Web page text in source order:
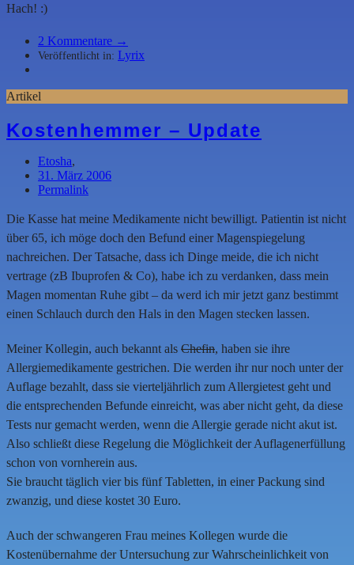
Hach! :)
2 Kommentare →
Veröffentlicht in: Lyrix
Artikel
Kostenhemmer – Update
Etosha,
31. März 2006
Permalink
Die Kasse hat meine Medikamente nicht bewilligt. Patientin ist nicht
über 65, ich möge doch den Befund einer Magenspiegelung
nachreichen. Der Tatsache, dass ich Dinge meide, die ich nicht
vertrage (zB Ibuprofen & Co), habe ich zu verdanken, dass mein
Magen momentan Ruhe gibt – da werd ich mir jetzt ganz bestimmt
einen Schlauch durch den Hals in den Magen stecken lassen.
Meiner Kollegin, auch bekannt als Chefin, haben sie ihre
Allergiemedikamente gestrichen. Die werden ihr nur noch unter der
Auflage bezahlt, dass sie vierteljährlich zum Allergietest geht und
die entsprechenden Befunde einreicht, was aber nicht geht, da diese
Tests nur gemacht werden, wenn die Allergie gerade nicht akut ist.
Also schließt diese Regelung die Möglichkeit der Auflagenerfüllung
schon von vornherein aus.
Sie braucht täglich vier bis fünf Tabletten, in einer Packung sind
zwanzig, und diese kostet 30 Euro.
Auch der schwangeren Frau meines Kollegen wurde die
Kostenübernahme der Untersuchung zur Wahrscheinlichkeit von